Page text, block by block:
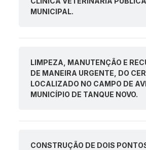
MUNICIPAL.
LIMPEZA, MANUTENÇÃO E
DE MANEIRA URGENTE, DO
LOCALIZADO NO CAMPO DE
MUNICÍPIO DE TANQUE NOVO.
CONSTRUÇÃO DE DOIS